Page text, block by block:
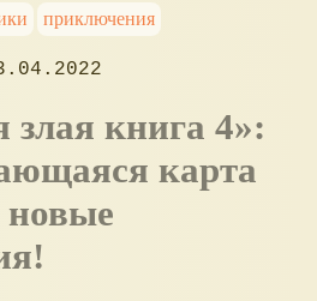
приключения
книга 4 :
карта